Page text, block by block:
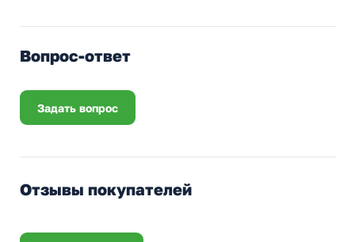
Вопрос-ответ
Задать вопрос
Отзывы покупателей